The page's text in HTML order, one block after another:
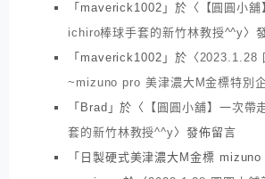
「 maverick1002 」於〈
【圓圓小
ichiro棒球手套的新竹林教授^^y〉
「 maverick1002 」於〈2023.1.28
~mizuno pro 美津濃大M金標特別
「 Brad 」於〈
【圓圓小舖】一次帶
套的新竹林教授^^y〉發佈留言
「 日製硬式美津濃大M金標